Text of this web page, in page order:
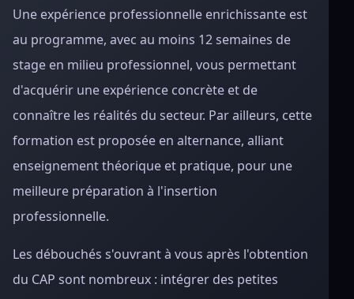
Une expérience professionnelle enrichissante est
au programme, avec au moins 12 semaines de
stage en milieu professionnel, vous permettant
d'acquérir une expérience concrète et de
connaître les réalités du secteur. Par ailleurs, cette
formation est proposée en alternance, alliant
enseignement théorique et pratique, pour une
meilleure préparation à l'insertion
professionnelle.
Les débouchés s'ouvrant à vous après l'obtention
du CAP sont nombreux : intégrer des petites